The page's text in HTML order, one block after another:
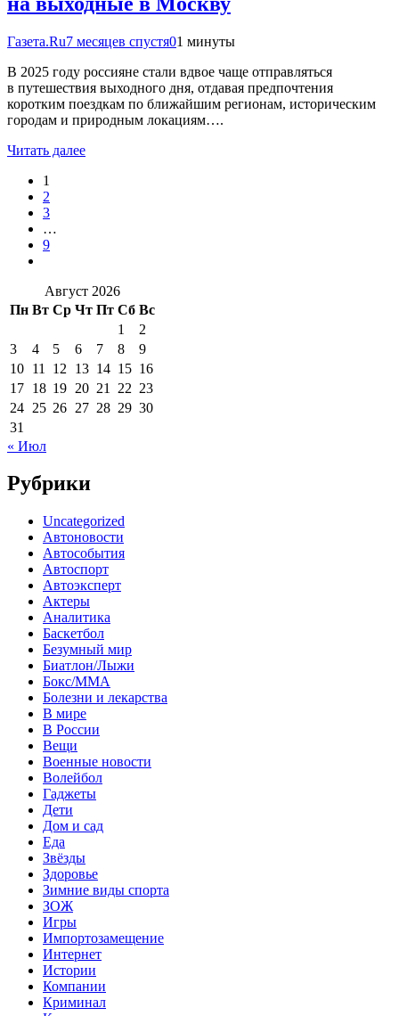
Газета.Ru7 месяцев спустя01 минуты
В 2025 году россияне стали вдвое чаще отправляться
в путешествия выходного дня, отдавая предпочтения
коротким поездкам по ближайшим регионам, историческим
городам и природным локациям….
Читать далее
1
2
3
…
9
Август 2026
Пн Вт Ср Чт Пт Сб Вс
1
2
3
4 5 6 7 8
9
10 11 12 13 14 15 16
17 18 19 20 21 22 23
24 25 26 27 28 29 30
31
« Июл
Рубрики
Uncategorized
Автоновости
Автособытия
Автоспорт
Автоэксперт
Актеры
Аналитика
Баскетбол
Безумный мир
Биатлон/Лыжи
Бокс/MMA
Болезни и лекарства
В мире
В России
Вещи
Военные новости
Волейбол
Гаджеты
Дети
Дом и сад
Еда
Звёзды
Здоровье
Зимние виды спорта
ЗОЖ
Игры
Импортозамещение
Интернет
Истории
Компании
Криминал